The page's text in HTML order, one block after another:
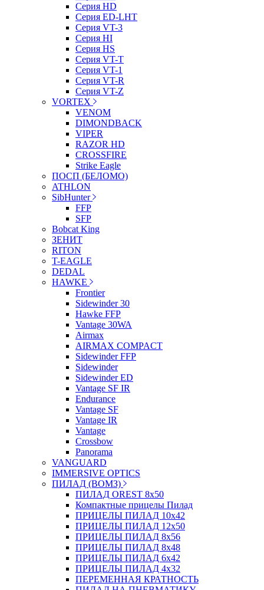
Серия HD
Серия ED-LHT
Серия VT-3
Серия HI
Серия HS
Серия VT-T
Серия VT-1
Серия VT-R
Серия VT-Z
VORTEX
VENOM
DIMONDBACK
VIPER
RAZOR HD
CROSSFIRE
Strike Eagle
ПОСП (БЕЛОМО)
ATHLON
SibHunter
FFP
SFP
Bobcat King
ЗЕНИТ
RITON
T-EAGLE
DEDAL
HAWKE
Frontier
Sidewinder 30
Hawke FFP
Vantage 30WA
Airmax
AIRMAX COMPACT
Sidewinder FFP
Sidewinder
Sidewinder ED
Vantage SF IR
Endurance
Vantage SF
Vantage IR
Vantage
Crossbow
Panorama
VANGUARD
IMMERSIVE OPTICS
ПИЛАД (ВОМЗ)
ПИЛАД OREST 8х50
Компактные прицелы Пилад
ПРИЦЕЛЫ ПИЛАД 10х42
ПРИЦЕЛЫ ПИЛАД 12х50
ПРИЦЕЛЫ ПИЛАД 8х56
ПРИЦЕЛЫ ПИЛАД 8х48
ПРИЦЕЛЫ ПИЛАД 6х42
ПРИЦЕЛЫ ПИЛАД 4х32
ПЕРЕМЕННАЯ КРАТНОСТЬ